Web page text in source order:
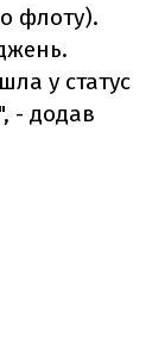
флоту).
у статус
- додав